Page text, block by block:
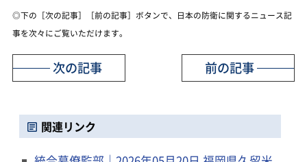
◎下の［次の記事］［前の記事］ボタンで、日本の防衛に関するニュース記
事を次々にご覧いただけます。
前の記事
次の記事
関連リンク